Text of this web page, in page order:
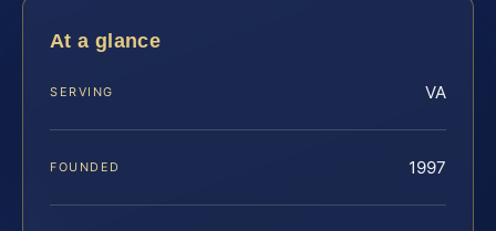
At a glance
SERVING VA
FOUNDED 1997